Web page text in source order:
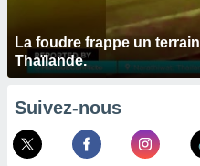
La foudre frappe un
Thaïlande.
Suivez-nous